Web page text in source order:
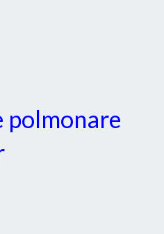
polmonare